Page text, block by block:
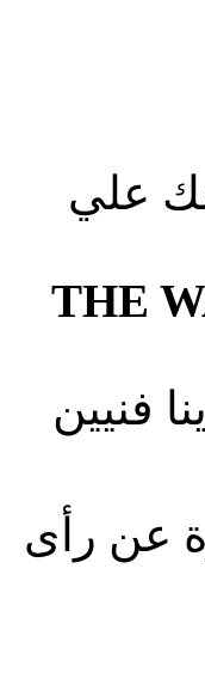
علي
THE
فنيين
عن رأى